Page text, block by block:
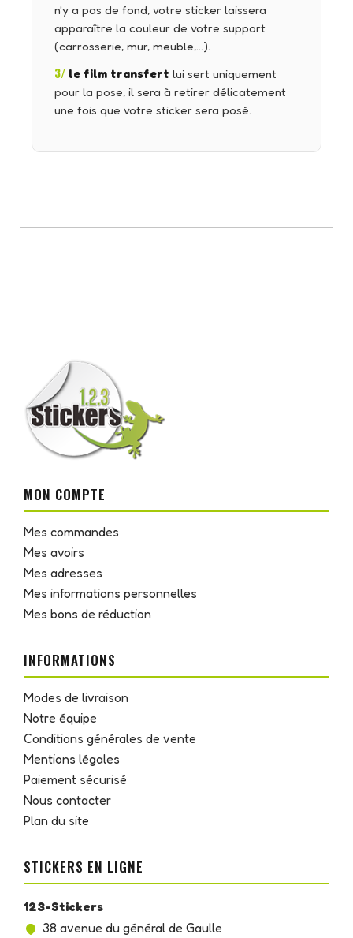
n'y a pas de fond, votre sticker laissera
apparaître la couleur de votre support
(carrosserie, mur, meuble,…).
3/ le film transfert lui sert uniquement
pour la pose, il sera à retirer délicatement
une fois que votre sticker sera posé.
MON COMPTE
Mes commandes
Mes avoirs
Mes adresses
Mes informations personnelles
Mes bons de réduction
INFORMATIONS
Modes de livraison
Notre équipe
Conditions générales de vente
Mentions légales
Paiement sécurisé
Nous contacter
Plan du site
STICKERS EN LIGNE
123-Stickers
38 avenue du général de Gaulle